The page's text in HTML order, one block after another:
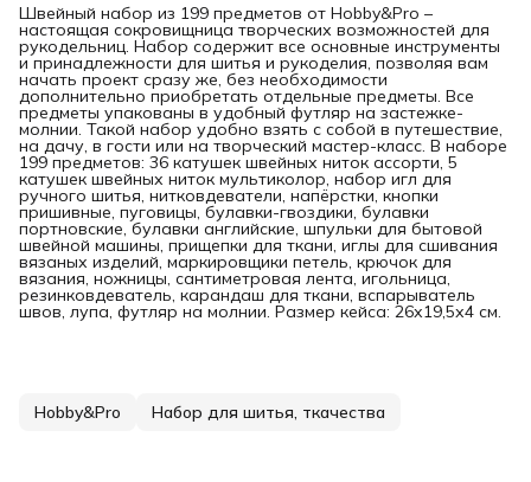
Швейный набор из 199 предметов от Hobby&Pro –
настоящая сокровищница творческих возможностей для
рукодельниц. Набор содержит все основные инструменты
и принадлежности для шитья и рукоделия, позволяя вам
начать проект сразу же, без необходимости
дополнительно приобретать отдельные предметы. Все
предметы упакованы в удобный футляр на застежке-
молнии. Такой набор удобно взять с собой в путешествие,
на дачу, в гости или на творческий мастер-класс. В наборе
199 предметов: 36 катушек швейных ниток ассорти, 5
катушек швейных ниток мультиколор, набор игл для
ручного шитья, нитковдеватели, напёрстки, кнопки
пришивные, пуговицы, булавки-гвоздики, булавки
портновские, булавки английские, шпульки для бытовой
швейной машины, прищепки для ткани, иглы для сшивания
вязаных изделий, маркировщики петель, крючок для
вязания, ножницы, сантиметровая лента, игольница,
резинковдеватель, карандаш для ткани, вспарыватель
швов, лупа, футляр на молнии. Размер кейса: 26х19,5х4 см.
Hobby&Pro Набор для шитья, ткачества